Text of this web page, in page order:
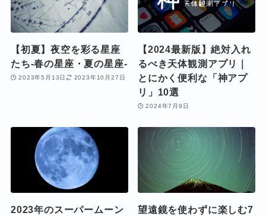
【初夏】夜空を彩る星座
たち-春の星座・夏の星座-
2023年5月13日 2023年10月27日
【2024最新版】絶対入れ
るべき天体観測アプリ｜
とにかく便利な「神アプ
リ」10選
2024年7月9日
2023年のスーパームーン
望遠鏡を使わずに楽しむ7